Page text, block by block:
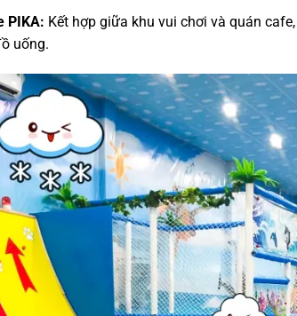
PIKA: Kết hợp giữa khu vui chơi và quán
uống.